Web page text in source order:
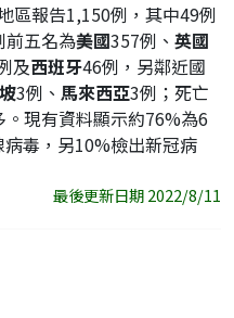
區報告1,150例，其中49例
前五名為美國357例、 英國
及西班牙46例，另鄰近國
3例、 馬來西亞3例；死亡
。現有資料顯示約76%為6
毒，另10%檢出新冠病
最後更新日期 2022/8/11